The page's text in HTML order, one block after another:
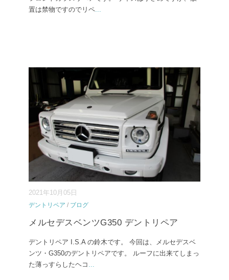
置は禁物ですのでリペ...
2021年10月05日
デントリペア / ブログ
メルセデスベンツG350 デントリペア
デントリペア I.S.A の鈴木です。 今回は、メルセデスベ
ンツ・G350のデントリペアです。 ルーフに出来てしまっ
た薄っすらしたヘコ ...